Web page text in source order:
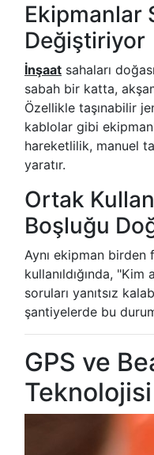
Ekipmanlar
Değiştiriyor
İnşaat sahaları
sabah bir katta,
Özellikle taşınabilir
kablolar gibi
hareketlilik, manuel
yaratır.
Ortak
Boşluğu
Aynı ekipman birden
kullanıldığında,
soruları yanıtsız
şantiyelerde bu
GPS ve
Teknolojisi